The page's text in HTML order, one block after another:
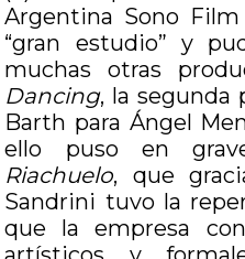
Argentina Sono
“gran estudio” y
muchas otras
Dancing, la segunda
Barth para Ángel
ello puso en
Riachuelo, que
Sandrini tuvo la
que la empresa